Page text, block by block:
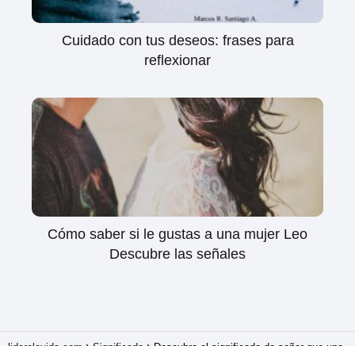
Cuidado con tus deseos: frases para
reflexionar
Cómo saber si le gustas a una mujer Leo
Descubre las señales